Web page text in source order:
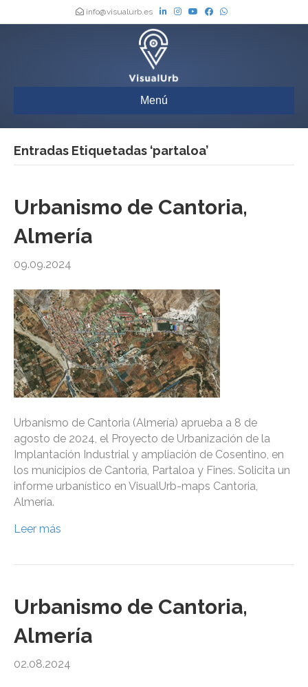
info@visualurb.es
Menú
Entradas Etiquetadas ‘partaloa’
Urbanismo de Cantoria,
Almería
09.09.2024
Urbanismo de Cantoria (Almería) aprueba a 8 de
agosto de 2024, el Proyecto de Urbanización de la
Implantación Industrial y ampliación de Cosentino, en
los municipios de Cantoria, Partaloa y Fines. Solicita un
informe urbanístico en VisualUrb-maps Cantoria,
Almería.
Leer más
Urbanismo de Cantoria,
Almería
02.08.2024